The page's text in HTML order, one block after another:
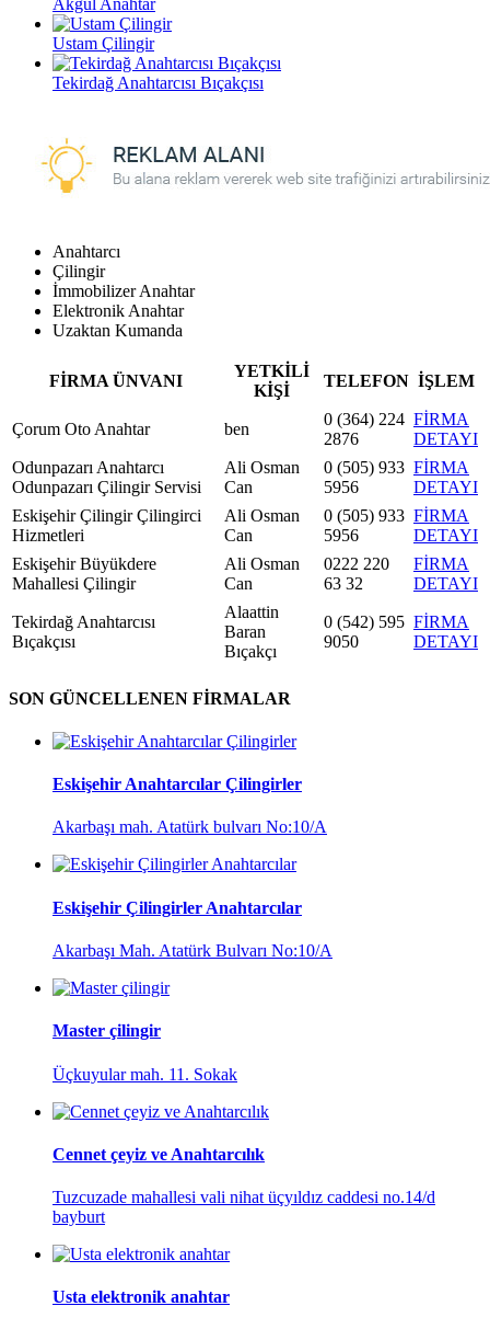
Akgül Anahtar
Ustam Çilingir
Tekirdağ Anahtarcısı Bıçakçısı
Anahtarcı
Çilingir
İmmobilizer Anahtar
Elektronik Anahtar
Uzaktan Kumanda
FİRMA ÜNVANI
YETKİLİ
KİŞİ
TELEFON İŞLEM
Çorum Oto Anahtar ben
0 (364) 224
2876
FİRMA
DETAYI
Odunpazarı Anahtarcı
Odunpazarı Çilingir Servisi
Ali Osman
Can
0 (505) 933
5956
FİRMA
DETAYI
Eskişehir Çilingir Çilingirci
Hizmetleri
Ali Osman
Can
0 (505) 933
5956
FİRMA
DETAYI
Eskişehir Büyükdere
Mahallesi Çilingir
Ali Osman
Can
0222 220
63 32
FİRMA
DETAYI
Tekirdağ Anahtarcısı
Bıçakçısı
Alaattin
Baran
Bıçakçı
0 (542) 595
9050
FİRMA
DETAYI
SON GÜNCELLENEN FİRMALAR
Eskişehir Anahtarcılar Çilingirler
Akarbaşı mah. Atatürk bulvarı No:10/A
Eskişehir Çilingirler Anahtarcılar
Akarbaşı Mah. Atatürk Bulvarı No:10/A
Master çilingir
Üçkuyular mah. 11. Sokak
Cennet çeyiz ve Anahtarcılık
Tuzcuzade mahallesi vali nihat üçyıldız caddesi no.14/d
bayburt
Usta elektronik anahtar